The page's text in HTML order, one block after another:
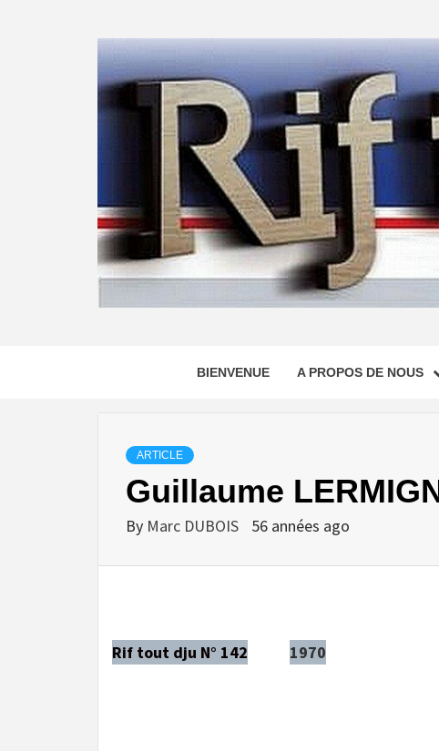
BIENVENUE A PROPOS DE NOUS
ARTICLE
Guillaume
By Marc DUBOIS 56 années ago
Rif tout dju N° 142 1970